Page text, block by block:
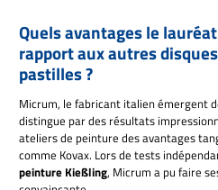
Quels avantages le
rapport aux autres
pastilles ?
Micrum, le fabricant italien émergent
distingue par des résultats
ateliers de peinture des avantages
comme Kovax. Lors de tests
peinture Kießling, Micrum a pu faire